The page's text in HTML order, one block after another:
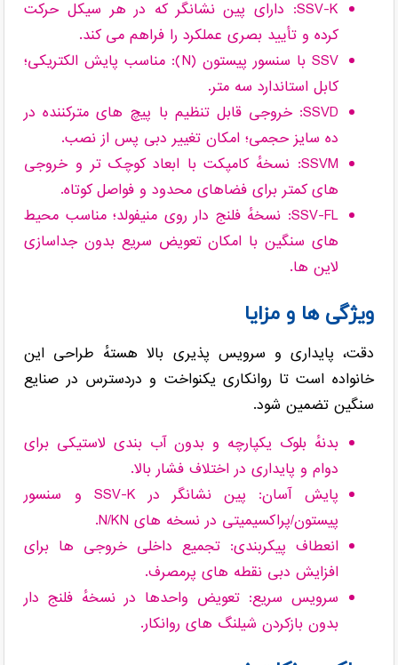
SSV-K: دارای پین نشانگر که در هر سیکل حرکت
کرده و تأیید بصری عملکرد را فراهم می کند.
SSV با سنسور پیستون (N): مناسب پایش الکتریکی؛
کابل استاندارد سه متر.
SSVD: خروجی قابل تنظیم با پیچ های مترکننده در
ده سایز حجمی؛ امکان تغییر دبی پس از نصب.
SSVM: نسخهٔ کامپکت با ابعاد کوچک تر و خروجی
های کمتر برای فضاهای محدود و فواصل کوتاه.
SSV-FL: نسخهٔ فلنج دار روی منیفولد؛ مناسب محیط
های سنگین با امکان تعویض سریع بدون جداسازی
لاین ها.
ویژگی ها و مزایا
دقت، پایداری و سرویس پذیری بالا هستهٔ طراحی این
خانواده است تا روانکاری یکنواخت و دردسترس در صنایع
سنگین تضمین شود.
بدنهٔ بلوک یکپارچه و بدون آب بندی لاستیکی برای
دوام و پایداری در اختلاف فشار بالا.
پایش آسان: پین نشانگر در SSV-K و سنسور
پیستون/پراکسیمیتی در نسخه های N/KN.
انعطاف پیکربندی: تجمیع داخلی خروجی ها برای
افزایش دبی نقطه های پرمصرف.
سرویس سریع: تعویض واحدها در نسخهٔ فلنج دار
بدون بازکردن شیلنگ های روانکار.